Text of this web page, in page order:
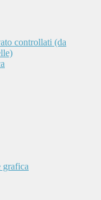
controllati (da
grafica